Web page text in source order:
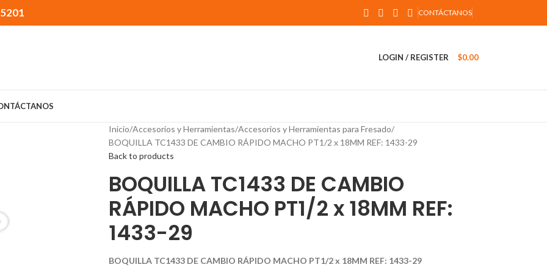
CONTÁCTANOS
LOGIN / REGISTER $0.00
Inicio Accesorios y Herramientas Accesorios y Herramientas para Fresado
BOQUILLA TC1433 DE CAMBIO RÁPIDO MACHO PT1/2 x 18MM REF: 1433-29
Back to products
BOQUILLA TC1433 DE CAMBIO
RÁPIDO MACHO PT1/2 x 18MM REF:
1433-29
BOQUILLA TC1433 DE CAMBIO RÁPIDO MACHO PT1/2 x 18MM REF: 1433-29